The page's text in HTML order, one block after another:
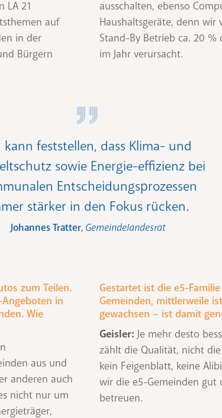
LA 21
auf
in der
Bürgern
ausschalten, ebenso
Haushaltsgeräte, denn wir
Stand-By Betrieb ca. 20 %
im Jahr verursacht.
kann feststellen, dass Klima- und
sowie Energie-effizienz bei
Entscheidungsprozessen
stärker in den Fokus rücken.
Johannes Tratter, Gemeindelandesrat
zum Teilen.
Angeboten in
Wie
aus und
anderen auch
nicht nur um
Gestartet ist die e5-
Gemeinden, mittlerweile
gewachsen – ist damit
Geisler: Je mehr desto
zählt die Qualität, nicht
kein Feigenblatt, keine
wir die e5-Gemeinden gut
betreuen.